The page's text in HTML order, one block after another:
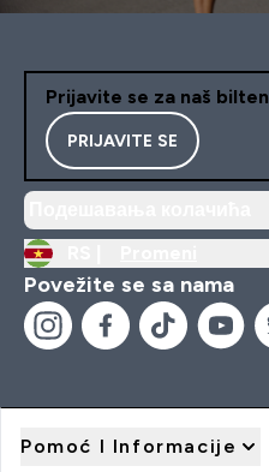
Prijavite se za naš bilten
PRIJAVITE SE
Povežite se sa nama
Pomoć I Informacije